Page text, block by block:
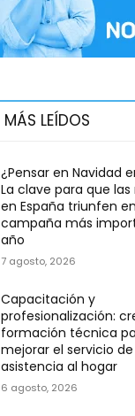
MÁS LEÍDOS
¿Pensar en Navidad
La clave para que
en España triunfen
campaña más
año
7 agosto, 2026
Capacitación y
profesionalización:
formación técnica
mejorar el servicio de
asistencia al hogar
6 agosto, 2026